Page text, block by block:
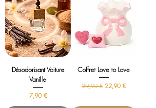
Désodorisant Voiture
Vanille
Prix
7,90 €
Coffret Love to Love
Prix original
29,90 € Prix promotionnel
22,90 €